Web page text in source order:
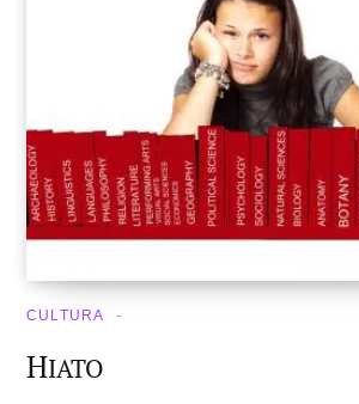
CULTURA
HIATO